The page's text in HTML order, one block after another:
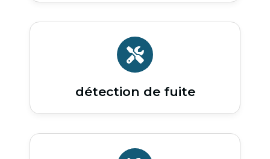
détection de fuite